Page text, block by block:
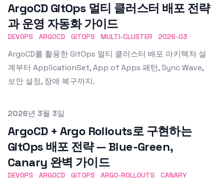
ArgoCD GitOps 멀티 클러스터 배포 전략
과 운영 자동화 가이드
DEVOPS ARGOCD GITOPS MULTI-CLUSTER 2026-03
ArgoCD를 활용한 GitOps 멀티 클러스터 배포 아키텍처 설
계부터 ApplicationSet, App of Apps 패턴, Sync Wave,
보안 설정, 장애 복구까지.
Published on
2026년 3월 3일
ArgoCD + Argo Rollouts로 구현하는
GitOps 배포 전략 — Blue-Green,
Canary 완벽 가이드
DEVOPS ARGOCD GITOPS ARGO-ROLLOUTS
CANARY